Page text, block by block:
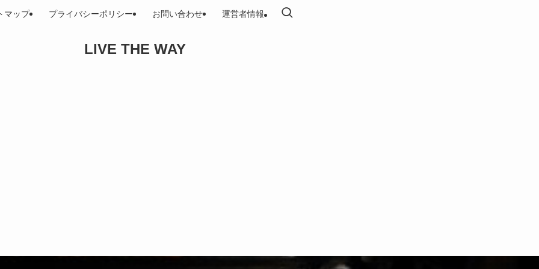
LIVE THE WAY
マップ プライバシーポリシー お問い合わせ 運営者情報